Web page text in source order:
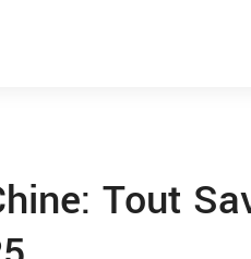
Tout